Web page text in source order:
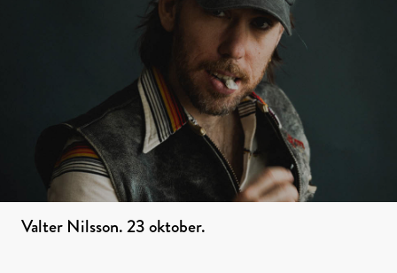
Valter Nilsson. 23 oktober.